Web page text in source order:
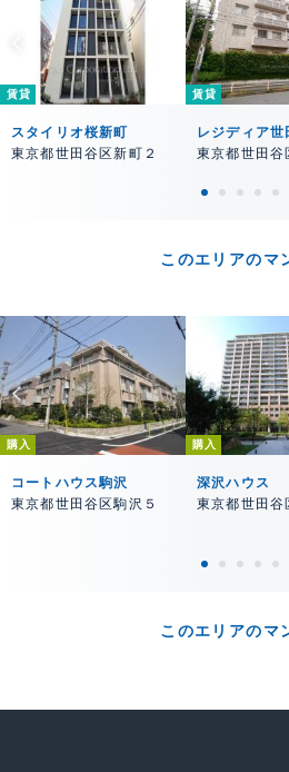
賃貸
スタイリオ桜新町
東京都世田谷区新町２
賃貸
レジディア世
東京都世田谷
このエリアのマ
購入
コートハウス駒沢
東京都世田谷区駒沢５
購入
深沢ハウス
東京都世田谷
このエリアのマ